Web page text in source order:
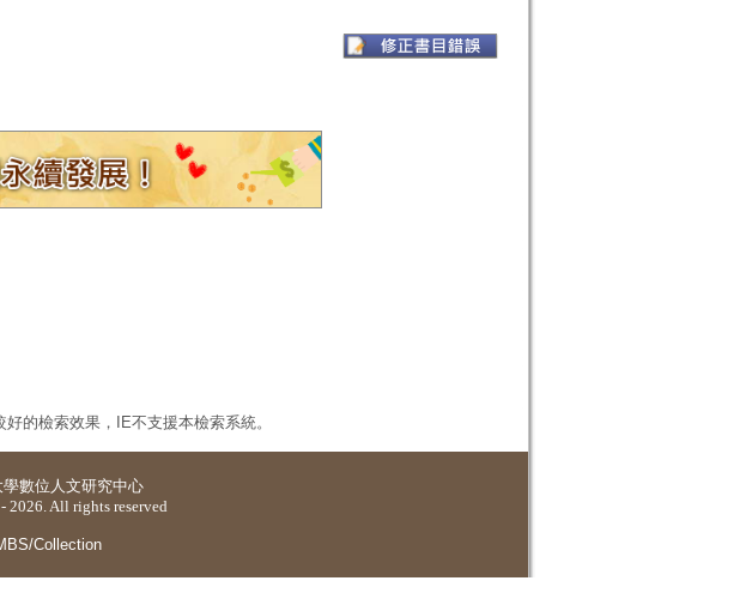
的檢索效果，IE不支援本檢索系統。
學數位人文研究中心
All rights reserved
Collection